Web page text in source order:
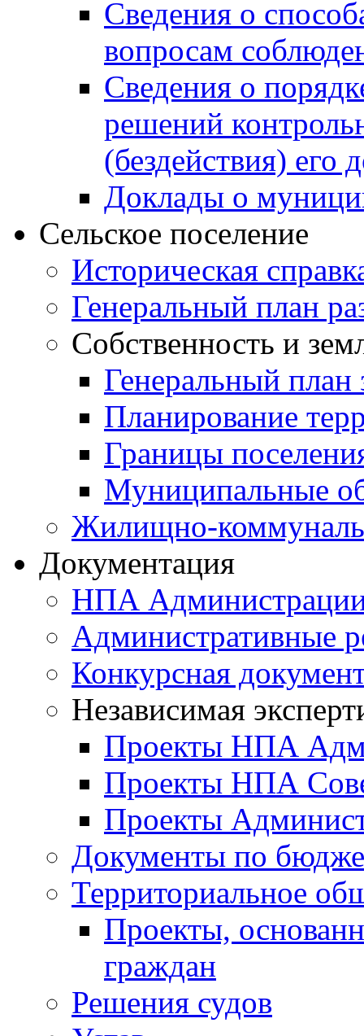
Сведения о
вопросам
Сведения о
решений
(бездействия)
Доклады о
Сельское поселение
Историческая
Генеральный план
Собственность и
Генеральный план
Планирование
Границы
Муниципальные
Жилищно-
Документация
НПА
Административные
Конкурсная
Независимая
Проекты НПА
Проекты НПА
Проекты
Документы по
Территориальное
Проекты,
граждан
Решения судов